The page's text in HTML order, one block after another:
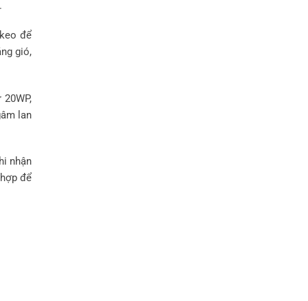
để
gió,
lan
nhận
để